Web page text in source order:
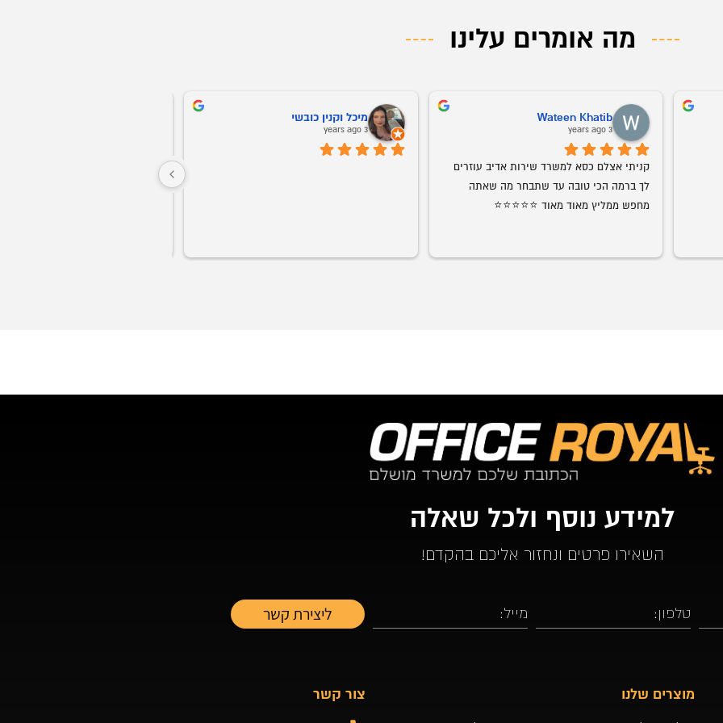
מה אומרים עלינו
ליזה בחרך
4 years ago
שירות ממש מעולה עם יחס טוב עד גמר
התהליך
מאוד אוהבת
בני אריאב
5 years ago
עמג'אד, גבר שבגברים.
למידע נוסף ולכל שאלה
השאירו פרטים ונחזור אליכם בהקדם!
מוצרים שלנו
צור קשר